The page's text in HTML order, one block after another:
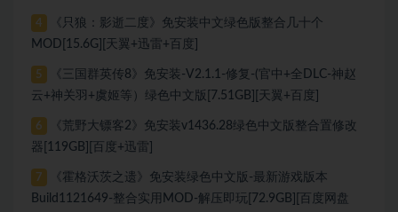
4
《只狼：影逝二度》免安装中文绿色版整合几十个
MOD[15.6G][天翼+迅雷+百度]
5
《三国群英传8》免安装-V2.1.1-修复-(官中+全DLC-神赵
云+神关羽+虞姬等）绿色中文版[7.51GB][天翼+百度]
6
《荒野大镖客2》免安装v1436.28绿色中文版整合置修改
器[119GB][百度+迅雷]
7
《霍格沃茨之遗》免安装绿色中文版-最新游戏版本
Build1121649-整合实用MOD-解压即玩[72.9GB][百度网盘